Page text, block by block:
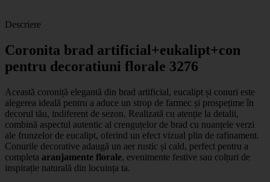
Descriere
Coronita brad artificial+eukalipt+con
pentru decoratiuni florale 3276
Această coroniță elegantă din brad artificial, eucalipt și conuri este
alegerea ideală pentru a aduce un strop de farmec și prospețime în
decorul tău, indiferent de sezon. Realizată cu atenție la detalii,
combină aspectul autentic al crenguțelor de brad cu nuanțele verzi
ale frunzelor de eucalipt, oferind un efect vizual plin de rafinament.
Conurile decorative adaugă un aer rustic și cald, perfect pentru a
completa aranjamente florale, evenimente festive sau colțuri de
inspirație naturală din locuința ta.